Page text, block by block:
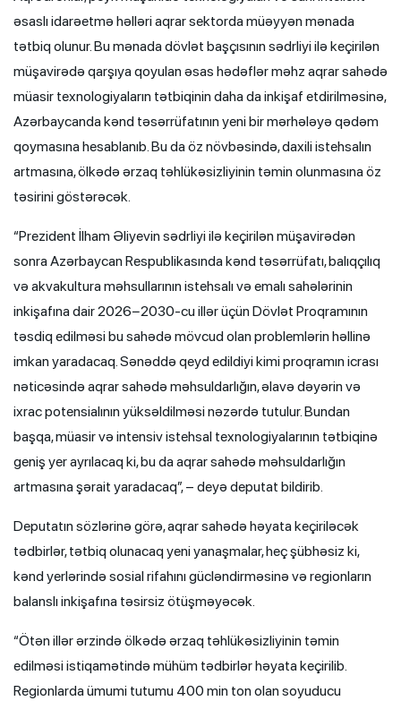
əsaslı idarəetmə həlləri aqrar sektorda müəyyən mənada
tətbiq olunur. Bu mənada dövlət başçısının sədrliyi ilə keçirilən
müşavirədə qarşıya qoyulan əsas hədəflər məhz aqrar sahədə
müasir texnologiyaların tətbiqinin daha da inkişaf etdirilməsinə,
Azərbaycanda kənd təsərrüfatının yeni bir mərhələyə qədəm
qoymasına hesablanıb. Bu da öz növbəsində, daxili istehsalın
artmasına, ölkədə ərzaq təhlükəsizliyinin təmin olunmasına öz
təsirini göstərəcək.
“Prezident İlham Əliyevin sədrliyi ilə keçirilən müşavirədən
sonra Azərbaycan Respublikasında kənd təsərrüfatı, balıqçılıq
və akvakultura məhsullarının istehsalı və emalı sahələrinin
inkişafına dair 2026−2030-cu illər üçün Dövlət Proqramının
təsdiq edilməsi bu sahədə mövcud olan problemlərin həllinə
imkan yaradacaq. Sənəddə qeyd edildiyi kimi proqramın icrası
nəticəsində aqrar sahədə məhsuldarlığın, əlavə dəyərin və
ixrac potensialının yüksəldilməsi nəzərdə tutulur. Bundan
başqa, müasir və intensiv istehsal texnologiyalarının tətbiqinə
geniş yer ayrılacaq ki, bu da aqrar sahədə məhsuldarlığın
artmasına şərait yaradacaq”, – deyə deputat bildirib.
Deputatın sözlərinə görə, aqrar sahədə həyata keçiriləcək
tədbirlər, tətbiq olunacaq yeni yanaşmalar, heç şübhəsiz ki,
kənd yerlərində sosial rifahını gücləndirməsinə və regionların
balanslı inkişafına təsirsiz ötüşməyəcək.
“Ötən illər ərzində ölkədə ərzaq təhlükəsizliyinin təmin
edilməsi istiqamətində mühüm tədbirlər həyata keçirilib.
Regionlarda ümumi tutumu 400 min ton olan soyuducu